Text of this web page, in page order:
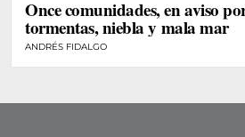
Once comunidades, en aviso
tormentas, niebla y mala mar
ANDRÉS FIDALGO